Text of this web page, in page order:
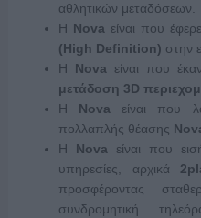
αθλητικών μεταδόσεων.
Η Nova είναι που
(High Definition) στην
Η Nova είναι που
μετάδοση 3D
Η Nova είναι που
πολλαπλής θέασης
Η Nova είναι που
υπηρεσίες, αρχικά 2
προσφέροντας
συνδρομητική